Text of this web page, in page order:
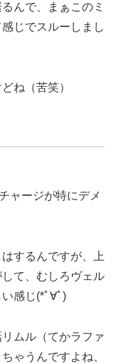
んで、まぁこのミ
じでスルーしまし
ね（苦笑）
ャージが特にデメ
するんですが、上
て、むしろヴェル
感じ(*ﾟ∀ﾟ)
ムル（てかラファ
ゃうんですよね、